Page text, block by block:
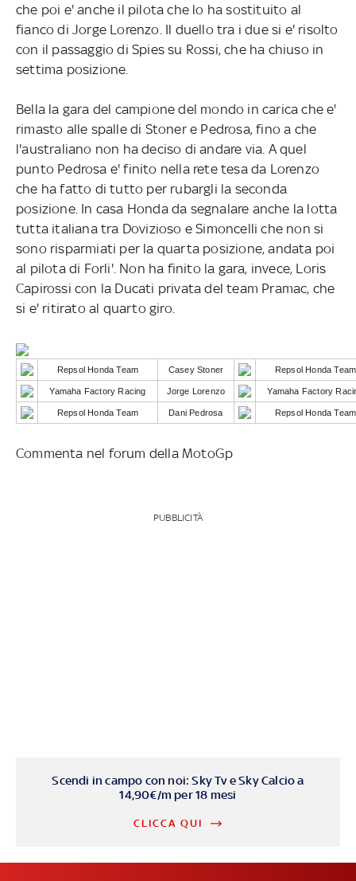
che poi e' anche il pilota che lo ha sostituito al
fianco di Jorge Lorenzo. Il duello tra i due si e' risolto
con il passaggio di Spies su Rossi, che ha chiuso in
settima posizione.
Bella la gara del campione del mondo in carica che e'
rimasto alle spalle di Stoner e Pedrosa, fino a che
l'australiano non ha deciso di andare via. A quel
punto Pedrosa e' finito nella rete tesa da Lorenzo
che ha fatto di tutto per rubargli la seconda
posizione. In casa Honda da segnalare anche la lotta
tutta italiana tra Dovizioso e Simoncelli che non si
sono risparmiati per la quarta posizione, andata poi
al pilota di Forli'. Non ha finito la gara, invece, Loris
Capirossi con la Ducati privata del team Pramac, che
si e' ritirato al quarto giro.
Repsol Honda Team Casey Stoner Repsol Honda Team
Yamaha Factory Racing Jorge Lorenzo Yamaha Factory
Repsol Honda Team Dani Pedrosa Repsol Honda Team
Commenta nel forum della MotoGp
PUBBLICITÀ
Scendi in campo con noi: Sky Tv e Sky Calcio a
14,90€/m per 18 mesi
CLICCA QUI